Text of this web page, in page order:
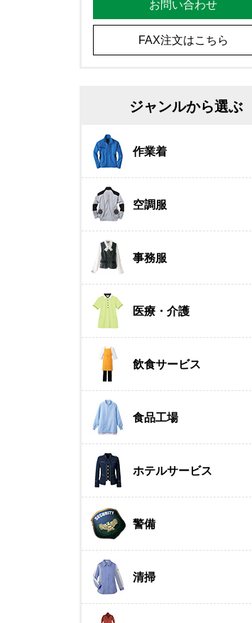
お問い合わせ
FAX注文はこちら
ジャンルから選ぶ
作業着
空調服
事務服
医療・介護
飲食サービス
食品工場
ホテルサービス
警備
清掃